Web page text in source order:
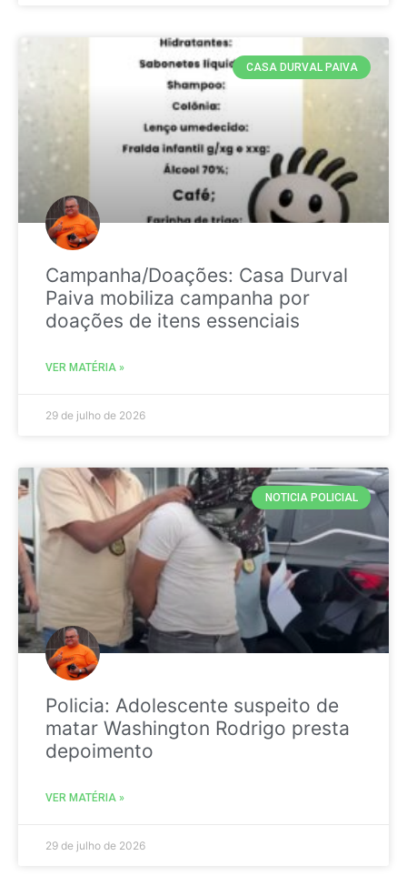
CASA DURVAL PAIVA
Campanha/Doações: Casa Durval
Paiva mobiliza campanha por
doações de itens essenciais
VER MATÉRIA »
29 de julho de 2026
NOTICIA POLICIAL
Policia: Adolescente suspeito de
matar Washington Rodrigo presta
depoimento
VER MATÉRIA »
29 de julho de 2026